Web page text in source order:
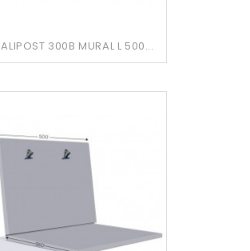
300B MURAL L 500...